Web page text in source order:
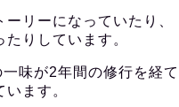
リーになっていたり、
りしています。
味が2年間の修行を経て
ます。